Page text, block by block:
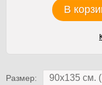
В
Размер: